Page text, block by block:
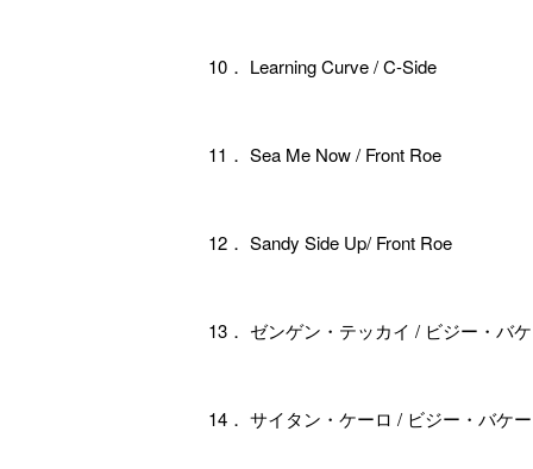
10． Learning Curve / C-Side
11． Sea Me Now / Front Roe
12． Sandy Side Up/ Front Roe
13． ゼンゲン・テッカイ / ビジー・バ
14． サイタン・ケーロ / ビジー・バケ